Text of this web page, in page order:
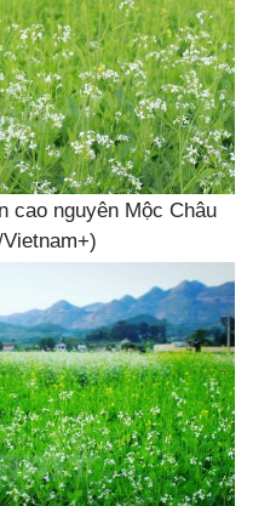
cao nguyên Mộc Châu